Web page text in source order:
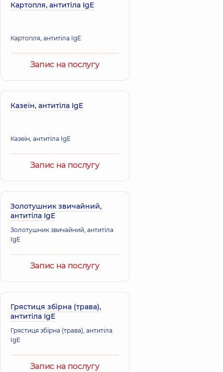
Картопля, антитіла IgE
Картопля, антитіла IgE
Запис на послугу
Казеїн, антитіла IgE
Казеїн, антитіла IgE
Запис на послугу
Золотушник звичайний,
антитіла IgE
Золотушник звичайний, антитіла
IgE
Запис на послугу
Грястиця збірна (трава),
антитіла IgE
Грястиця збірна (трава), антитіла
IgE
Запис на послугу